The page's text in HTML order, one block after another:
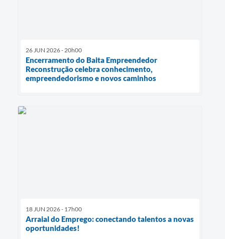
26 JUN 2026 - 20h00
Encerramento do Baita Empreendedor
Reconstrução celebra conhecimento,
empreendedorismo e novos caminhos
18 JUN 2026 - 17h00
Arraial do Emprego: conectando talentos a novas
oportunidades!